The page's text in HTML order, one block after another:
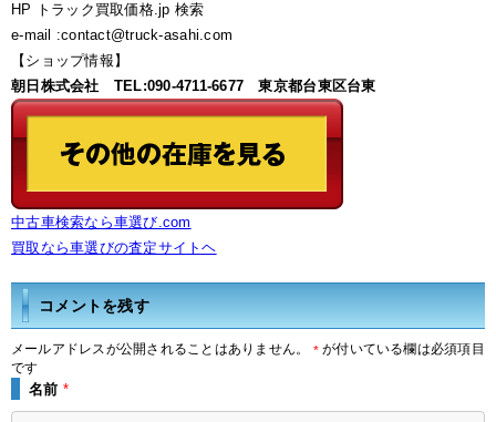
HP トラック買取価格.jp 検索
e-mail :contact@truck-asahi.com
【ショップ情報】
朝日株式会社 TEL:090-4711-6677 東京都台東区台東
中古車検索なら車選び.com
買取なら車選びの査定サイトヘ
コメントを残す
メールアドレスが公開されることはありません。 *が付いている欄は必須項目
です
名前 *